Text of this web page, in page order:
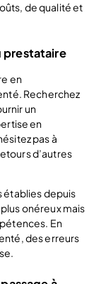
de qualité et
prestataire
en
Recherchez
un
en
pas à
d’autres
établies depuis
onéreux mais
En
des erreurs